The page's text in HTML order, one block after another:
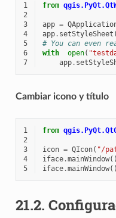
1 from
2
3
app =
4
app. setStyleSheet (
5
# You can even
6
with open(
7
app.
Cambiar icono y título
1 from
2
3
icon = QIcon( "/
4
iface.mainWindow()
5
iface.mainWindow()
21.2.